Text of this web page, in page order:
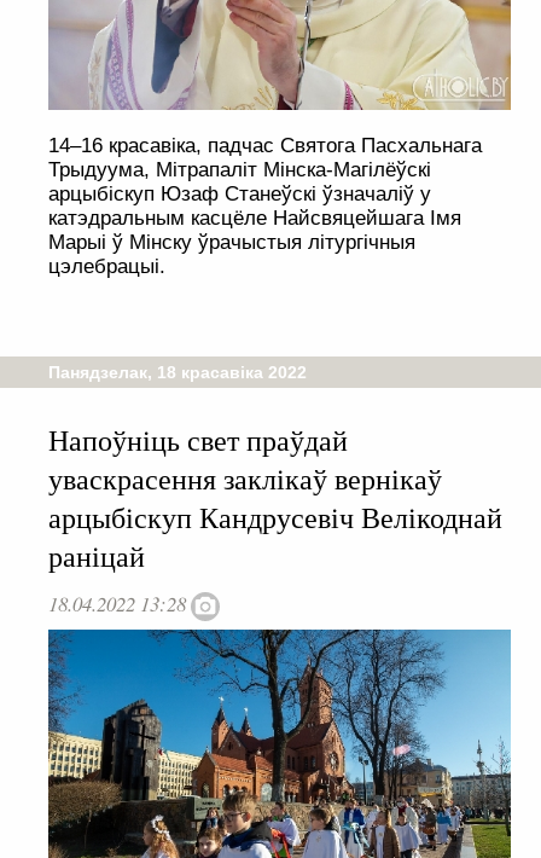
14–16 красавіка, падчас Святога Пасхальнага
Трыдуума, Мітрапаліт Мінска-Магілёўскі
арцыбіскуп Юзаф Станеўскі ўзначаліў у
катэдральным касцёле Найсвяцейшага Імя
Марыі ў Мінску ўрачыстыя літургічныя
цэлебрацыі.
Панядзелак, 18 красавіка 2022
Напоўніць свет праўдай
уваскрасення заклікаў вернікаў
арцыбіскуп Кандрусевіч Велікоднай
раніцай
18.04.2022 13:28